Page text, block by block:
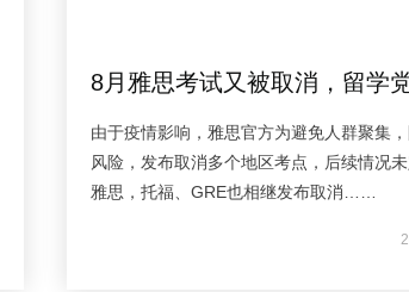
8月雅思考试又被取消，留学
去何从？
由于疫情影响，雅思官方为避免人群聚集
风险，发布取消多个地区考点，后续情况
雅思，托福、GRE也相继发布取消……